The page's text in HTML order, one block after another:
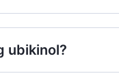
ubikinol?